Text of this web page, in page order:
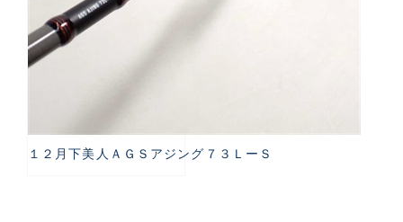
１２月下美人ＡＧＳアジング７３ＬーＳ